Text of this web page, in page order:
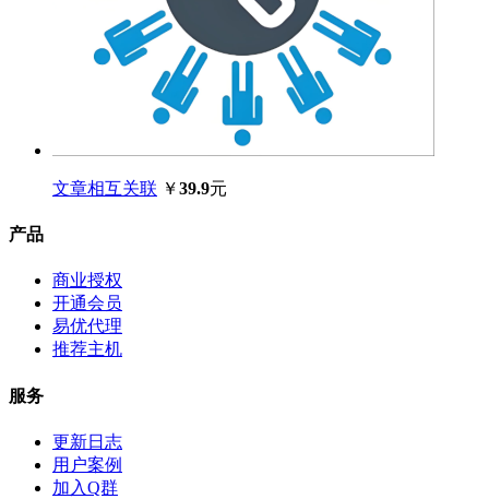
文章相互关联 ￥39.9元
产品
商业授权
开通会员
易优代理
推荐主机
服务
更新日志
用户案例
加入Q群